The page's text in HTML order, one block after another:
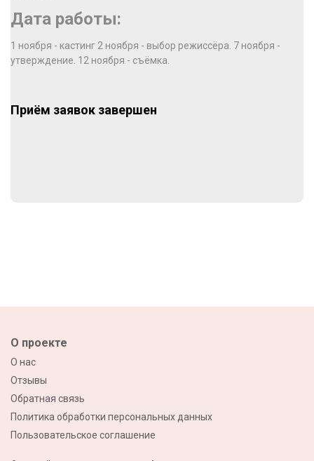
Дата работы:
1 ноября - кастинг 2 ноября - выбор режиссёра. 7 ноября -
утверждение. 12 ноября - съёмка.
Приём заявок завершен
О проекте
О нас
Отзывы
Обратная связь
Политика обработки персональных данных
Пользовательское соглашение